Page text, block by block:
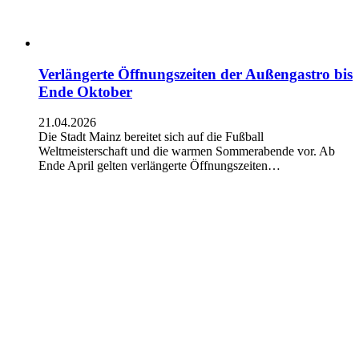
Verlängerte Öffnungszeiten der Außengastro bis
Ende Oktober
21.04.2026
Die Stadt Mainz bereitet sich auf die Fußball
Weltmeisterschaft und die warmen Sommerabende vor. Ab
Ende April gelten verlängerte Öffnungszeiten…